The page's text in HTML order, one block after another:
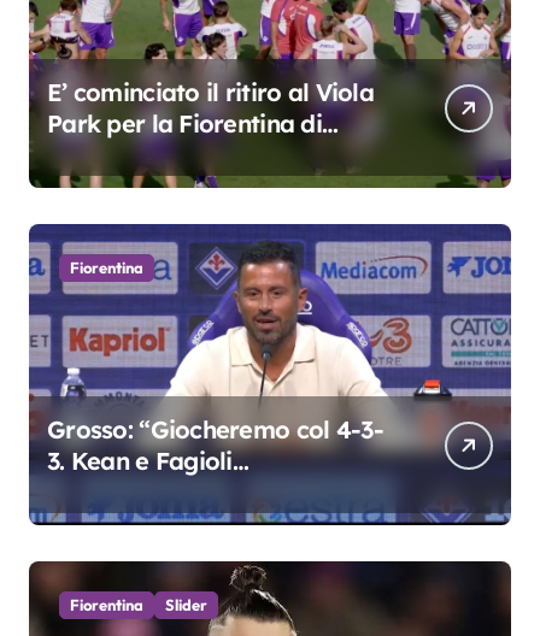
E’ cominciato il ritiro al Viola
Park per la Fiorentina di
Grosso
Fiorentina
Grosso: “Giocheremo col 4-3-
3. Kean e Fagioli
colpo”
Fiorentina Slider